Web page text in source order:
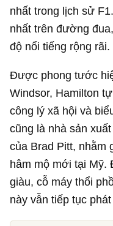
nhất trong lịch sử
nhất trên đường
độ nổi tiếng rộng rãi.
Được phong tước
Windsor, Hamilton
công lý xã hội và
cũng là nhà sản
của Brad Pitt, nhằm
hâm mộ mới tại
giàu, cỗ máy thổi
này vẫn tiếp tục